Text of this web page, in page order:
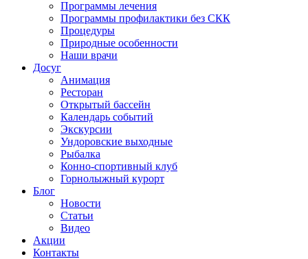
Программы лечения
Программы профилактики без СКК
Процедуры
Природные особенности
Наши врачи
Досуг
Анимация
Ресторан
Открытый бассейн
Календарь событий
Экскурсии
Ундоровские выходные
Рыбалка
Конно-спортивный клуб
Горнолыжный курорт
Блог
Новости
Статьи
Видео
Акции
Контакты